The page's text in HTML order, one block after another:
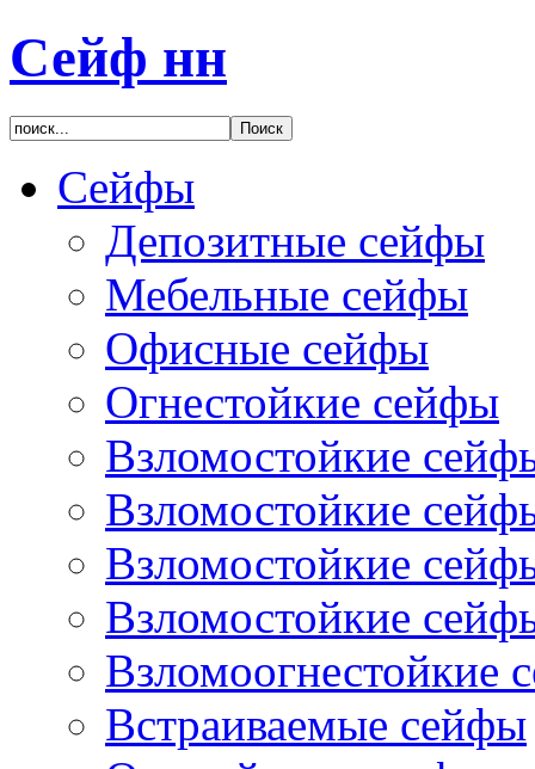
Сейф нн
Сейфы
Депозитные сейфы
Мебельные сейфы
Офисные сейфы
Огнестойкие сейфы
Взломостойкие
Взломостойкие
Взломостойкие
Взломостойкие
Взломоогнестойкие
Встраиваемые сейфы